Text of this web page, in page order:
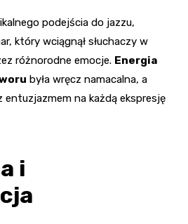
podejścia do jazzu,
który wciągnął słuchaczy w
różnorodne emocje. Energia
była wręcz namacalna, a
entuzjazmem na każdą ekspresję
i